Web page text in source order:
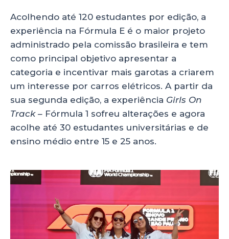
Acolhendo até 120 estudantes por edição, a
experiência na Fórmula E é o maior projeto
administrado pela comissão brasileira e tem
como principal objetivo apresentar a
categoria e incentivar mais garotas a criarem
um interesse por carros elétricos. A partir da
sua segunda edição, a experiência Girls On
Track – Fórmula 1 sofreu alterações e agora
acolhe até 30 estudantes universitárias e de
ensino médio entre 15 e 25 anos.